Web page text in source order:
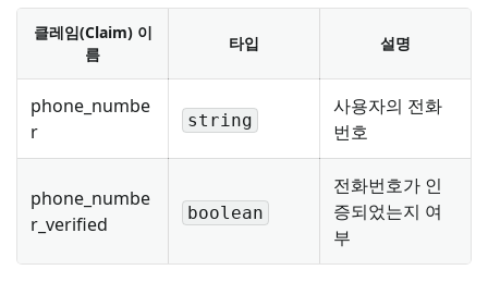
클레임(Claim) 이
름
타입 설명
phone_numbe
r
string
사용자의 전화
번호
phone_numbe
r_verified
boolean
전화번호가 인
증되었는지 여
부